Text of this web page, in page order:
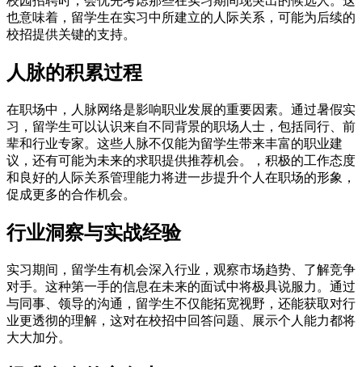
也意味着，留学生在实习中所建立的人际关系，可能为后续的
校招提供关键的支持。
人脉的积累过程
在职场中，人脉网络是影响职业发展的重要因素。通过暑假实
习，留学生可以认识来自不同背景的职场人士，包括同行、前
辈和行业专家。这些人脉不仅能为留学生带来丰富的职业建
议，还有可能为未来的求职提供推荐机会。，积极的工作态度
和良好的人际关系管理能力将进一步提升个人在职场的形象，
促成更多的合作机会。
行业洞察与实战经验
实习期间，留学生有机会深入行业，观察市场趋势、了解竞争
对手。这种第一手的信息在未来的面试中将极具说服力。通过
与同事、领导的沟通，留学生不仅能拓宽视野，还能获取对行
业更透彻的理解，这对在校招中回答问题、展示个人能力都将
大大加分。